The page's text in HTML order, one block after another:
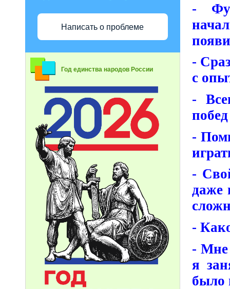
Написать о проблеме
Год единства народов России
-
-
с
-
-
-
даже
-
- Мне
я
было